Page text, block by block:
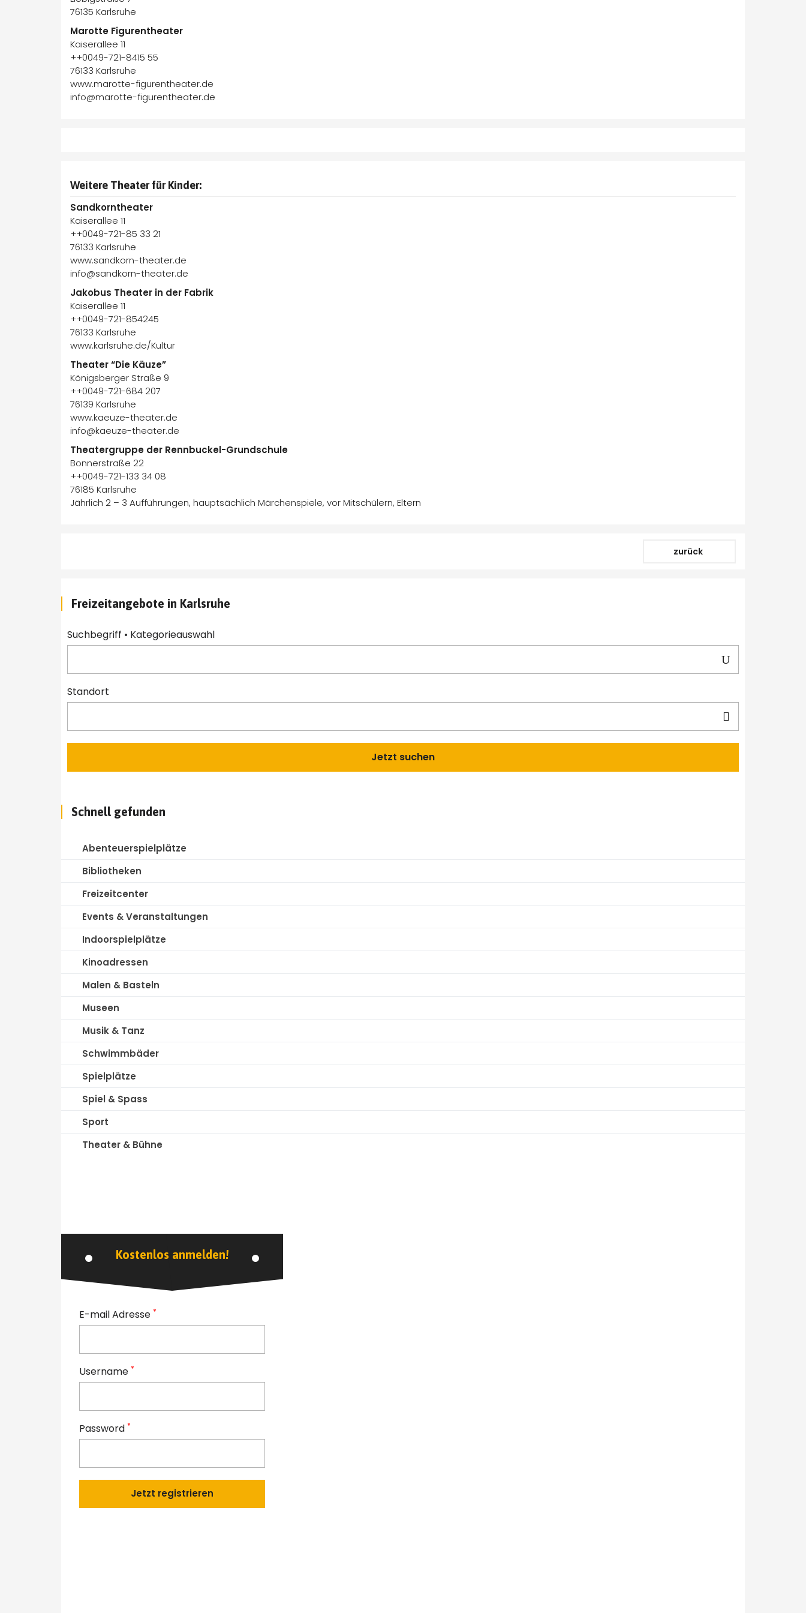
76135 Karlsruhe
Marotte Figurentheater
Kaiserallee 11
++0049-721-8415 55
76133 Karlsruhe
www.marotte-figurentheater.de
info@marotte-figurentheater.de
Weitere Theater für Kinder:
Sandkorntheater
Kaiserallee 11
++0049-721-85 33 21
76133 Karlsruhe
www.sandkorn-theater.de
info@sandkorn-theater.de
Jakobus Theater in der Fabrik
Kaiserallee 11
++0049-721-854245
76133 Karlsruhe
www.karlsruhe.de/Kultur
Theater “Die Käuze”
Königsberger Straße 9
++0049-721-684 207
76139 Karlsruhe
www.kaeuze-theater.de
info@kaeuze-theater.de
Theatergruppe der Rennbuckel-Grundschule
Bonnerstraße 22
++0049-721-133 34 08
76185 Karlsruhe
Jährlich 2 – 3 Aufführungen, hauptsächlich Märchenspiele, vor Mitschülern, Eltern
zurück
Freizeitangebote in Karlsruhe
Suchbegriff • Kategorieauswahl
Standort
Schnell gefunden
Abenteuerspielplätze
Bibliotheken
Freizeitcenter
Events & Veranstaltungen
Indoorspielplätze
Kinoadressen
Malen & Basteln
Museen
Musik & Tanz
Schwimmbäder
Spielplätze
Spiel & Spass
Sport
Theater & Bühne
Kostenlos anmelden!
E-mail Adresse *
Username *
Password *
Jetzt registrieren